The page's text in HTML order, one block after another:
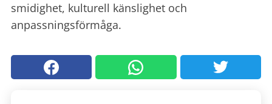
smidighet, kulturell känslighet och
anpassningsförmåga.